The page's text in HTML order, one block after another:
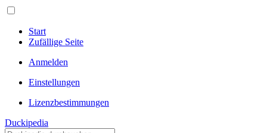
Start
Zufällige Seite
Anmelden
Einstellungen
Lizenzbestimmungen
Duckipedia